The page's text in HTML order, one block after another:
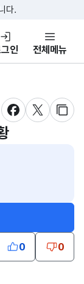
기
다.
인 전체메뉴
새창 열림새창 열림
새창
0 0